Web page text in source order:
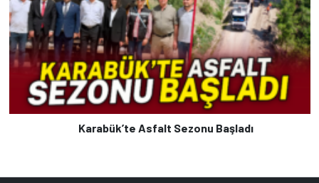
Karabük’te Asfalt Sezonu Başladı